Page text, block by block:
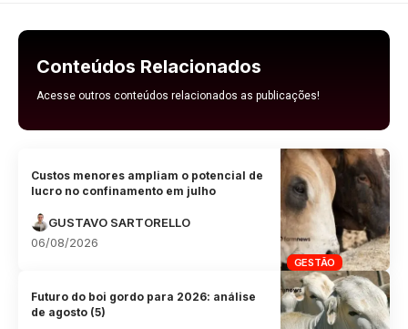
Conteúdos Relacionados
Acesse outros conteúdos relacionados as publicações!
GESTÃO
Custos menores ampliam o potencial de
lucro no confinamento em julho
GUSTAVO SARTORELLO
06/08/2026
Futuro do boi gordo para 2026: análise
de agosto (5)